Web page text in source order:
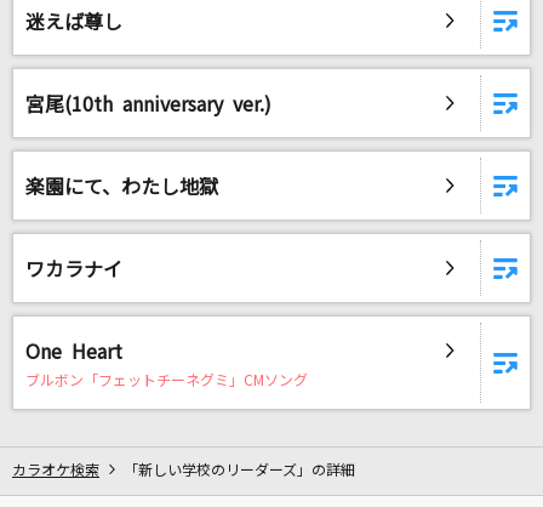
迷えば尊し
宮尾(10th anniversary ver.)
楽園にて、わたし地獄
ワカラナイ
One Heart
ブルボン「フェットチーネグミ」CMソング
カラオケ検索 「新しい学校のリーダーズ」の詳細